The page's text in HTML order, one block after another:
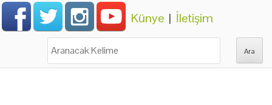
Künye | İletişim